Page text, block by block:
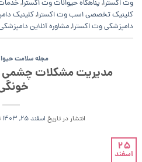
وت اکسترا,پناهگاه حیوانات وت اکسترا,
کلینیک تخصصی اسب وت اکسترا,کلینیک
دامپزشکی وت اکسترا,مشاوره آنلاین
مجله سلامت
مدیریت مشکلات چشمی
انتشار در تاریخ اسفند 25, 1403
25
اسفند